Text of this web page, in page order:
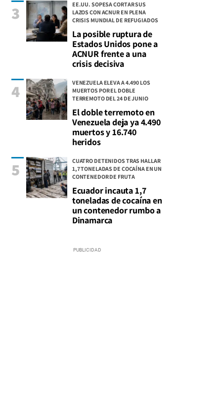
EE.UU. SOPESA CORTAR SUS
LAZOS CON ACNUR EN PLENA
CRISIS MUNDIAL DE REFUGIADOS
La posible ruptura de
Estados Unidos pone a
ACNUR frente a una
crisis decisiva
3
VENEZUELA ELEVA A 4.490 LOS
MUERTOS POR EL DOBLE
TERREMOTO DEL 24 DE JUNIO
El doble terremoto en
Venezuela deja ya 4.490
muertos y 16.740
heridos
4
CUATRO DETENIDOS TRAS HALLAR
1,7 TONELADAS DE COCAÍNA EN UN
CONTENEDOR DE FRUTA
Ecuador incauta 1,7
toneladas de cocaína en
un contenedor rumbo a
Dinamarca
5